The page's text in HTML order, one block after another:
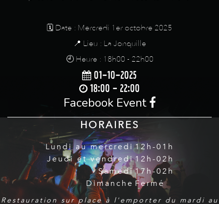
🗓️ Date : Mercredi 1er octobre 2025
📍 Lieu : La Jonquille
🕘 Heure : 18h00 - 22h00
01-10-2025
18:00 - 22:00
Facebook Event
HORAIRES
Lundi au mercredi
Jeudi et vendredi
Samedi
Dimanche
12h-01h
12h-02h
17h-02h
Fermé
Restauration sur place à l'emporter du mardi au